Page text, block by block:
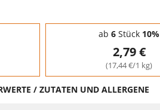
ab 6 Stück 10%
2,79 €
(17,44 €/1 kg)
/ ZUTATEN UND ALLERGENE